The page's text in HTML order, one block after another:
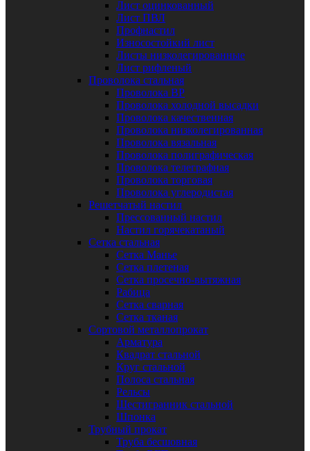
Лист оцинкованный
Лист ПВЛ
Профнастил
Износостойкий лист
Листы низколегированные
Лист рифленый
Проволока стальная
Проволока ВР
Проволока холодной высадки
Проволока качественная
Проволока низколегированная
Проволока вязальная
Проволока полиграфическая
Проволока телеграфная
Проволока торговая
Проволока углеродистая
Решетчатый настил
Прессованный настил
Настил горячекатаный
Сетка стальная
Сетка Манье
Сетка плетеная
Сетка просечно-вытяжная
Рабица
Сетка сварная
Сетка тканая
Сортовой металлопрокат
Арматура
Квадрат стальной
Круг стальной
Полоса стальная
Рельсы
Шестигранник стальной
Шпонка
Трубный прокат
Труба бесшовная